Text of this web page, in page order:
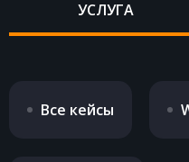
УСЛУГА
Все кейсы